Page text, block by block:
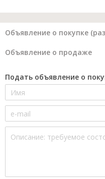
Объявление о покупке
Объявление о продаже
Подать объявление о